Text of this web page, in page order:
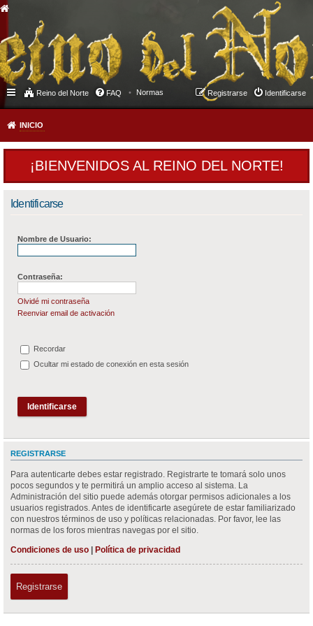
Reino del Norte FAQ Normas Identificarse
Registrarse
INICIO
¡BIENVENIDOS AL REINO DEL NORTE!
Identificarse
Nombre de Usuario:
Contraseña:
Olvidé mi contraseña
Reenviar email de activación
Recordar
Ocultar mi estado de conexión en esta sesión
REGISTRARSE
Para autenticarte debes estar registrado. Registrarte te tomará solo unos
pocos segundos y te permitirá un amplio acceso al sistema. La
Administración del sitio puede además otorgar permisos adicionales a los
usuarios registrados. Antes de identificarte asegúrete de estar familiarizado
con nuestros términos de uso y políticas relacionadas. Por favor, lee las
normas de los foros mientras navegas por el sitio.
Condiciones de uso
Política de privacidad
Registrarse